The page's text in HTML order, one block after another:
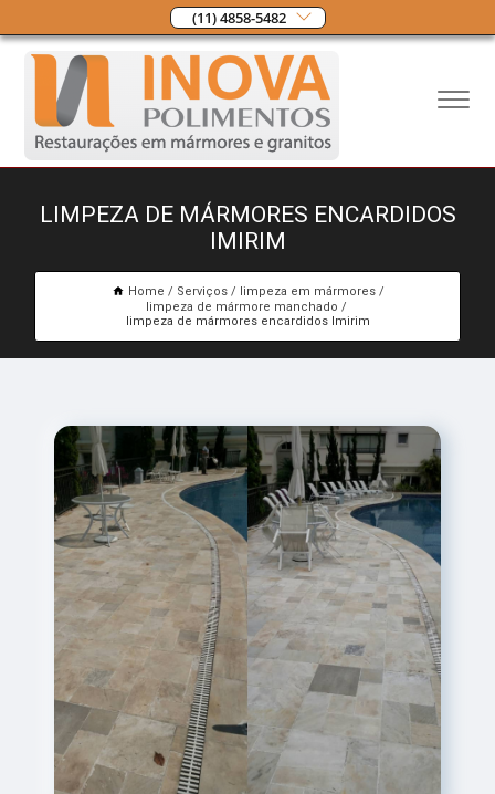
(11) 4858-5482
LIMPEZA DE MÁRMORES ENCARDIDOS
IMIRIM
Home Serviços
limpeza em mármores
limpeza de mármore manchado
limpeza de mármores encardidos Imirim